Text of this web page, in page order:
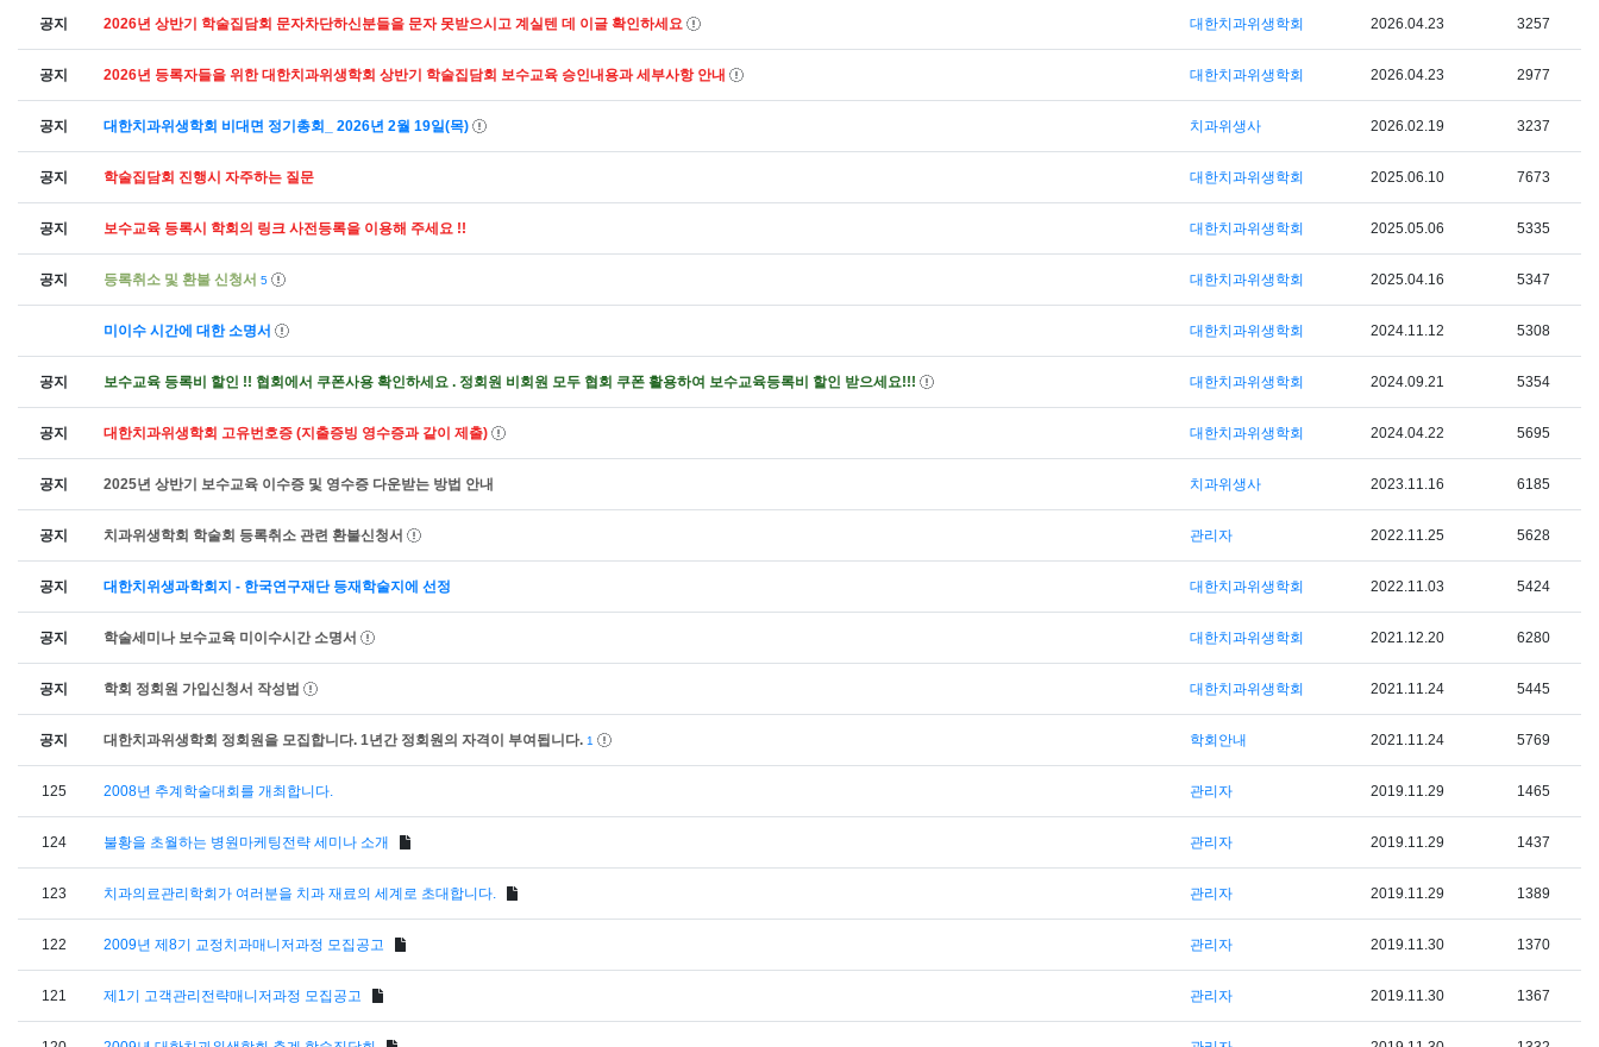
공지 2026년 상반기 학술집담회 문자차단하신분들을 문자 못받으시고 계실텐 데 이글 확인하세요 대한치과위생학회 2026.04.23 3257
공지 2026년 등록자들을 위한 대한치과위생학회 상반기 학술집담회 보수교육 승인내용과 세부사항 안내 대한치과위생학회 2026.04.23 2977
공지 대한치과위생학회 비대면 정기총회_ 2026년 2월 19일(목) 치과위생사 2026.02.19 3237
공지 학술집담회 진행시 자주하는 질문 대한치과위생학회 2025.06.10 7673
공지 보수교육 등록시 학회의 링크 사전등록을 이용해 주세요 !! 대한치과위생학회 2025.05.06 5335
공지 등록취소 및 환불 신청서 5 대한치과위생학회 2025.04.16 5347
미이수 시간에 대한 소명서 대한치과위생학회 2024.11.12 5308
공지 보수교육 등록비 할인 !! 협회에서 쿠폰사용 확인하세요 . 정회원 비회원 모두 협회 쿠폰 활용하여 보수교육등록비 할인 받으세요!!! 대한치과위생학회 2024.09.21 5354
공지 대한치과위생학회 고유번호증 (지출증빙 영수증과 같이 제출) 대한치과위생학회 2024.04.22 5695
공지 2025년 상반기 보수교육 이수증 및 영수증 다운받는 방법 안내 치과위생사 2023.11.16 6185
공지 치과위생학회 학술회 등록취소 관련 환불신청서 관리자 2022.11.25 5628
공지 대한치위생과학회지 - 한국연구재단 등재학술지에 선정 대한치과위생학회 2022.11.03 5424
공지 학술세미나 보수교육 미이수시간 소명서 대한치과위생학회 2021.12.20 6280
공지 학회 정회원 가입신청서 작성법 대한치과위생학회 2021.11.24 5445
공지 대한치과위생학회 정회원을 모집합니다. 1년간 정회원의 자격이 부여됩니다. 1 학회안내 2021.11.24 5769
125 2008년 추계학술대회를 개최합니다. 관리자 2019.11.29 1465
124 불황을 초월하는 병원마케팅전략 세미나 소개 관리자 2019.11.29 1437
123 치과의료관리학회가 여러분을 치과 재료의 세계로 초대합니다. 관리자 2019.11.29 1389
122 2009년 제8기 교정치과매니저과정 모집공고 관리자 2019.11.30 1370
121 제1기 고객관리전략매니저과정 모집공고 관리자 2019.11.30 1367